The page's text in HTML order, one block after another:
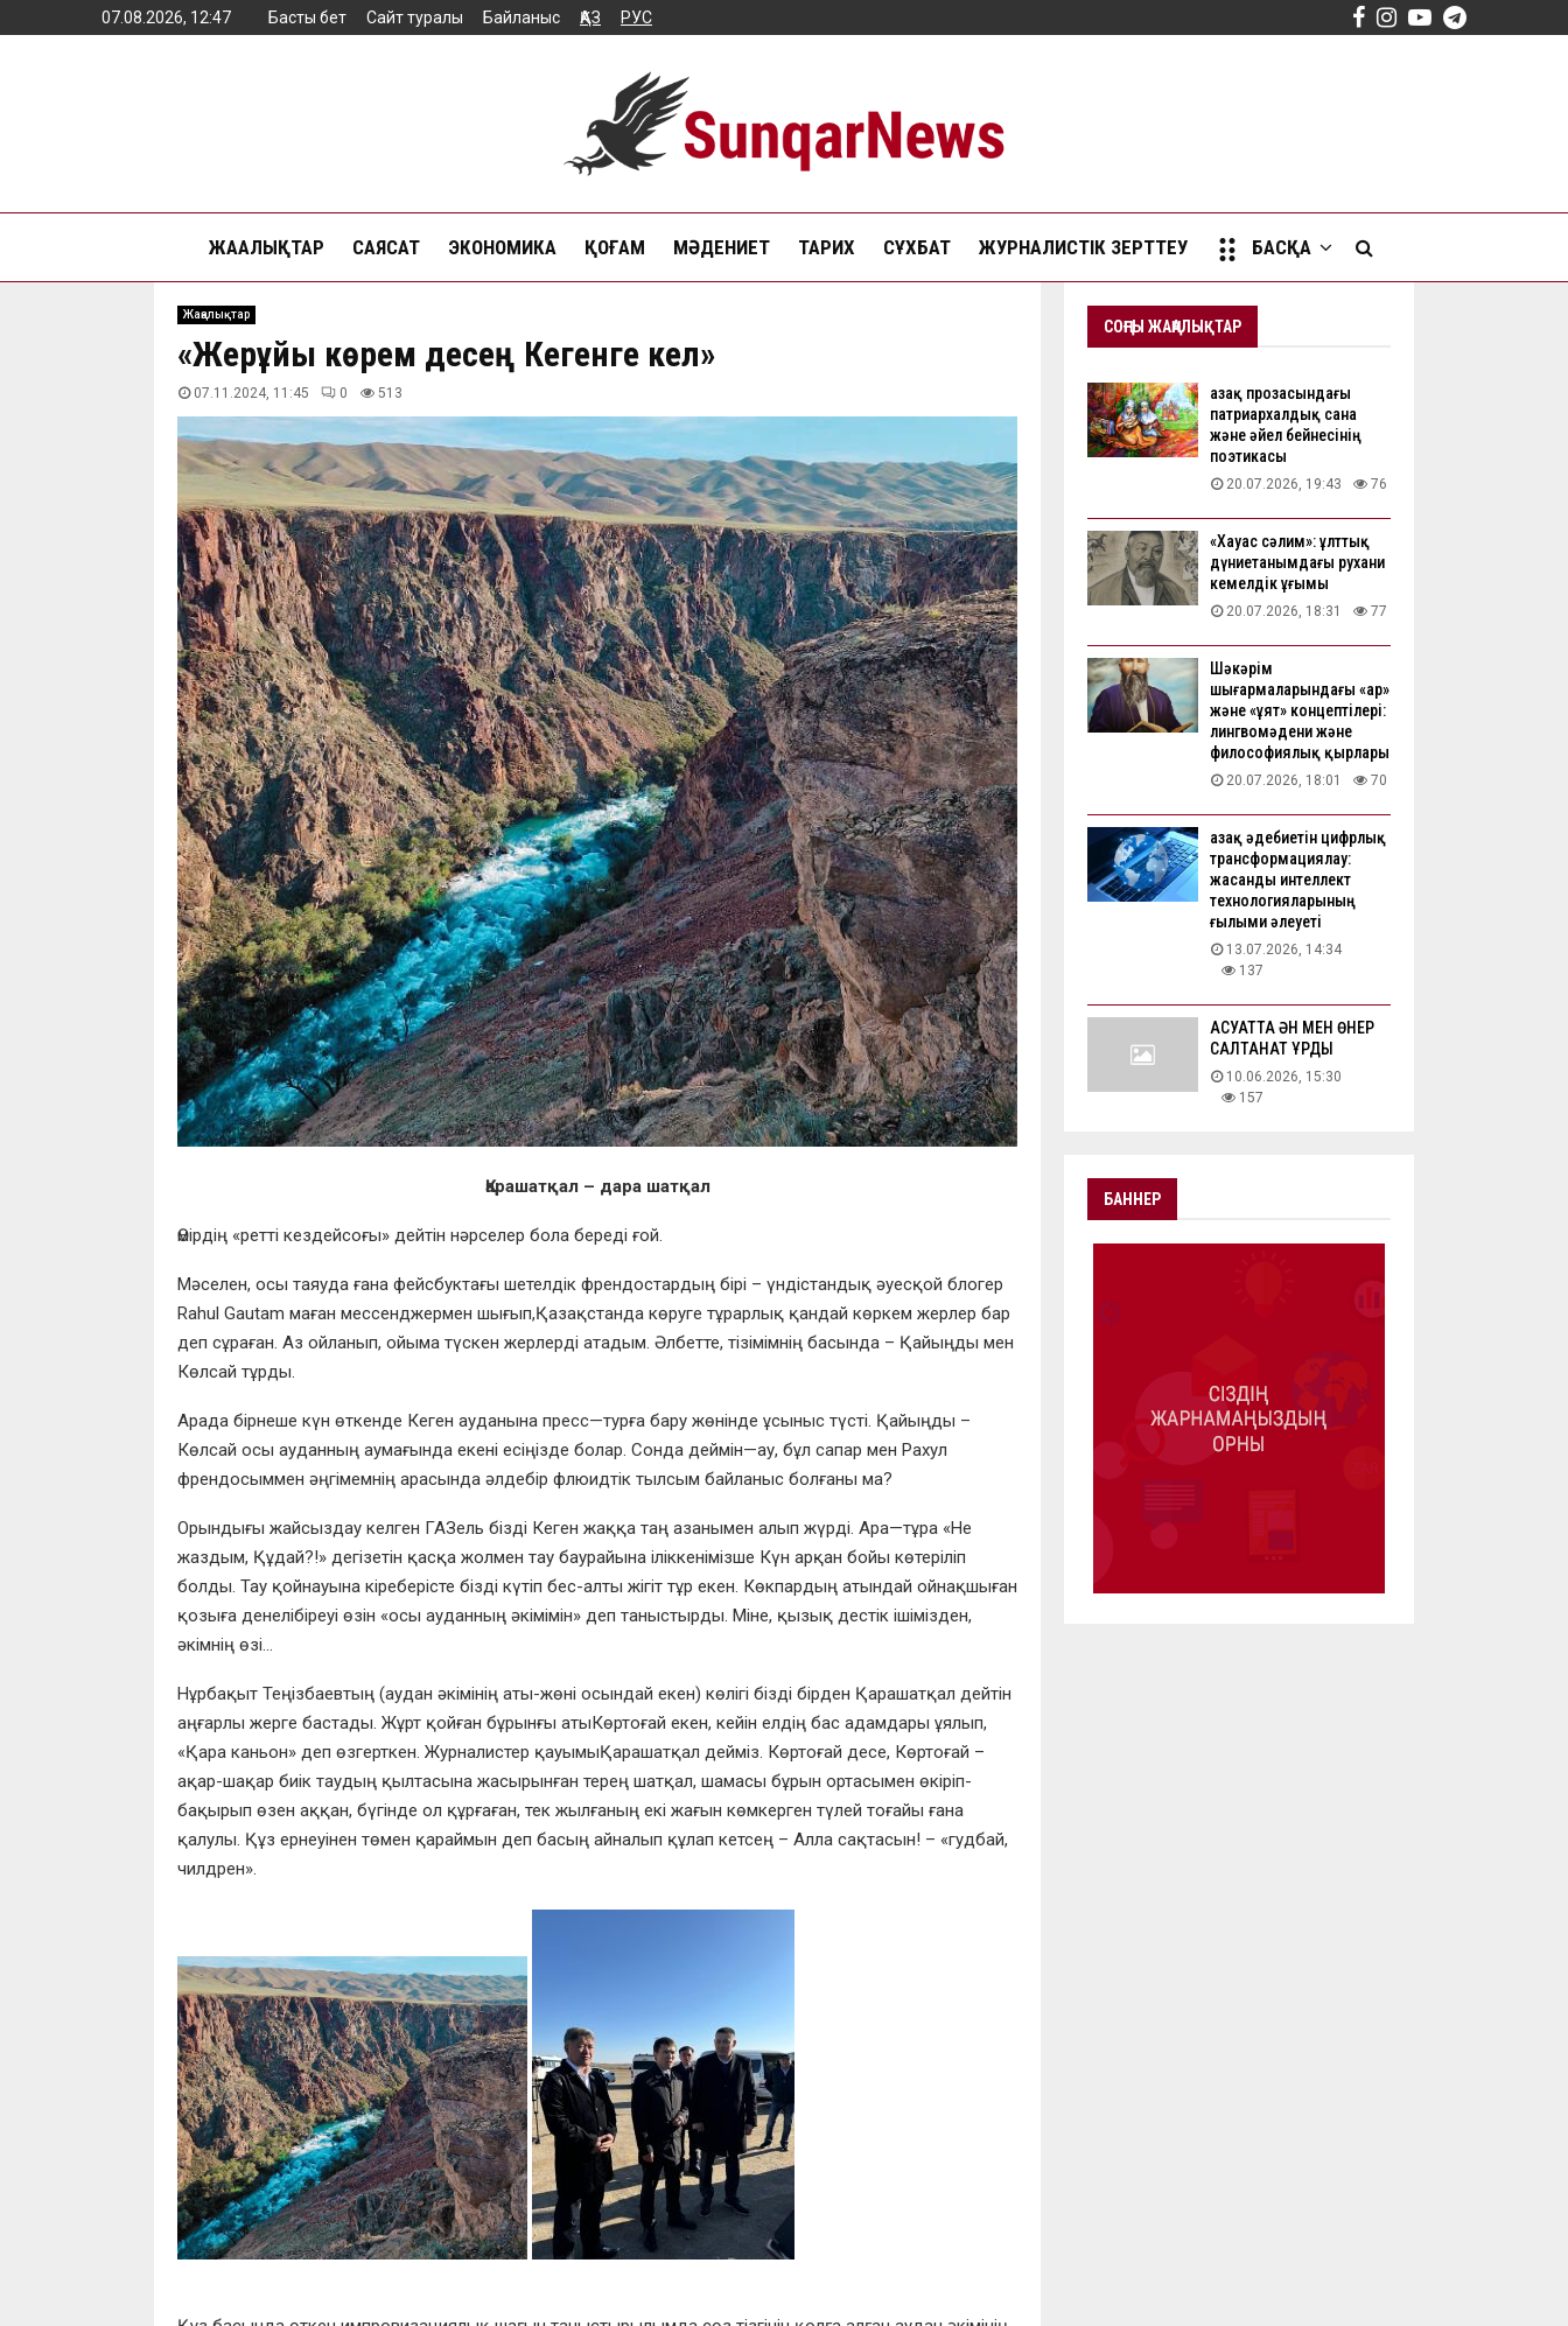
07.08.2026, 12:47 Басты бет Сайт туралы Байланыс ҚАЗ РУС Facebook
Instagram
YoutubeTelegram
ЖАҢАЛЫҚТАР САЯСАТ ЭКОНОМИКА ҚОҒАМ МӘДЕНИЕТ ТАРИХ СҰХБАТ ЖУРНАЛИСТІК ЗЕРТТЕУ БАСҚА
Жаңалықтар
«Жерұйық көрем десең Кегенге кел»
07.11.2024, 11:45 0 513
Қарашатқал – дара шатқал
Өмірдің «ретті кездейсоғы» дейтін нәрселер бола береді ғой.
Мәселен, осы таяуда ғана фейсбуктағы шетелдік френдостардың бірі – үндістандық әуесқой блогер
Rahul Gautam маған мессенджермен шығып,Қазақстанда көруге тұрарлық қандай көркем жерлер бар
деп сұраған. Аз ойланып, ойыма түскен жерлерді атадым. Әлбетте, тізімімнің басында – Қайыңды мен
Көлсай тұрды.
Арада бірнеше күн өткенде Кеген ауданына пресс—турға бару жөнінде ұсыныс түсті. Қайыңды –
Көлсай осы ауданның аумағында екені есіңізде болар. Сонда деймін—ау, бұл сапар мен Рахул
френдосыммен әңгімемнің арасында әлдебір флюидтік тылсым байланыс болғаны ма?
Орындығы жайсыздау келген ГАЗель бізді Кеген жаққа таң азанымен алып жүрді. Ара—тұра «Не
жаздым, Құдай?!» дегізетін қасқа жолмен тау баурайына іліккенімізше Күн арқан бойы көтеріліп
болды. Тау қойнауына кіреберісте бізді күтіп бес-алты жігіт тұр екен. Көкпардың атындай ойнақшыған
қозыға денелібіреуі өзін «осы ауданның әкімімін» деп таныстырды. Міне, қызық дестік ішімізден,
әкімнің өзі…
Нұрбақыт Теңізбаевтың (аудан әкімінің аты-жөні осындай екен) көлігі бізді бірден Қарашатқал дейтін
аңғарлы жерге бастады. Жұрт қойған бұрынғы аты Көртоғай екен, кейін елдің бас адамдары ұялып,
«Қара каньон» деп өзгерткен. Журналистер қауымыҚарашатқал дейміз. Көртоғай десе, Көртоғай –
ақар-шақар биік таудың қылтасына жасырынған терең шатқал, шамасы бұрын ортасымен өкіріп-
бақырып өзен аққан, бүгінде ол құрғаған, тек жылғаның екі жағын көмкерген түлей тоғайы ғана
қалулы. Құз ернеуінен төмен қараймын деп басың айналып құлап кетсең – Алла сақтасын! – «гудбай,
чилдрен».
СОҢҒЫ ЖАҢАЛЫҚТАР
Қазақ прозасындағы
патриархалдық сана
және әйел бейнесінің
поэтикасы
20.07.2026, 19:43 76
«Хауас сәлим»: ұлттық
дүниетанымдағы рухани
кемелдік ұғымы
20.07.2026, 18:31 77
Шәкәрім
шығармаларындағы «ар»
және «ұят» концептілері:
лингвомәдени және
философиялық қырлары
20.07.2026, 18:01 70
Қазақ әдебиетін цифрлық
трансформациялау:
жасанды интеллект
технологияларының
ғылыми әлеуеті
13.07.2026, 14:34
137
АҚСУАТТА ӘН МЕН ӨНЕР
САЛТАНАТ ҚҰРДЫ
10.06.2026, 15:30
157
БАННЕР